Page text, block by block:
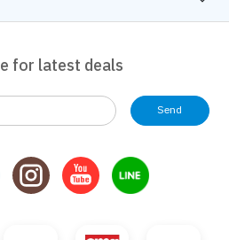
for latest deals
Send